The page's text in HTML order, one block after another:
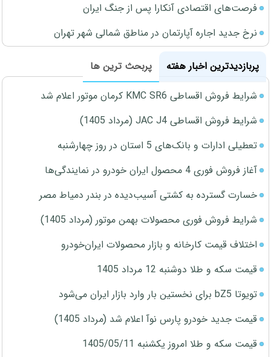
فرصت‌های اقتصادی آنکارا پس از جنگ ایران
نرخ جدید اجاره آپارتمان در مناطق شمالی شهر تهران
پربازدیدترین اخبار هفته
پربحث ترین ها
شرایط فروش اقساطی KMC SR6 کرمان موتور اعلام شد
شرایط فروش اقساطی JAC J4 (مرداد 1405)
تعطیلی ادارات و بانک‌های 5 استان در روز چهارشنبه
آغاز فروش فوری 4 محصول ایران خودرو در نمایندگی‌ها
خسارت گسترده به کشتی آسیب‌دیده در بندر دمیاط مصر
شرایط فروش فوری محصولات بهمن موتور (مرداد 1405)
اختلاف قیمت کارخانه و بازار محصولات ایران‌خودرو
قیمت سکه و طلا دوشنبه 12 مرداد 1405
تویوتا bZ5 برای نخستین بار وارد بازار ایران می‌شود
قیمت جدید خودرو پارس نوآ اعلام شد (مرداد 1405)
قیمت سکه و طلا امروز یکشنبه 1405/05/11